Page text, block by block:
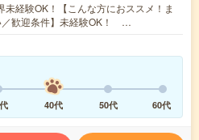
未経験OK！【こんな方におススメ！ま
／歓迎条件】未経験OK！ …
40代 50代 60代